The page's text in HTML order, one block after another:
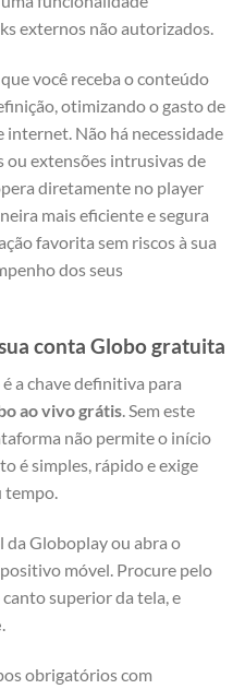
externos não autorizados.
você receba o conteúdo
otimizando o gasto de
internet. Não há necessidade
extensões intrusivas de
diretamente no player
mais eficiente e segura
favorita sem riscos à sua
dos seus
conta Globo gratuita
a chave definitiva para
ao vivo grátis. Sem este
não permite o início
é simples, rápido e exige
tempo.
da Globoplay ou abra o
móvel. Procure pelo
superior da tela, e
.
obrigatórios com